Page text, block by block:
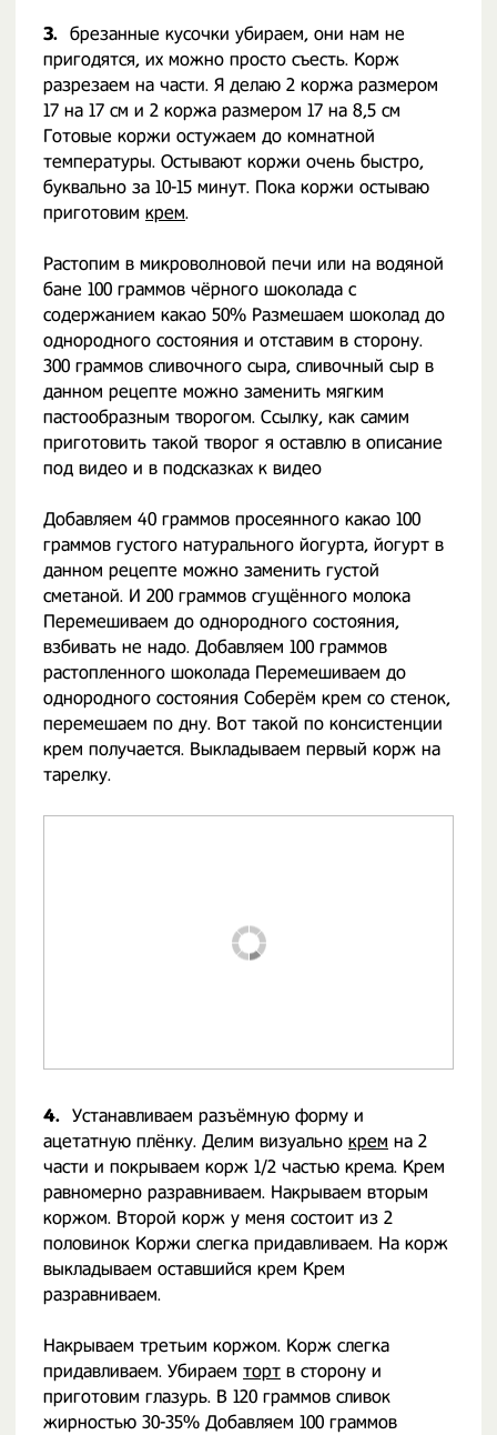
3. брезанные кусочки убираем, они нам не
пригодятся, их можно просто съесть. Корж
разрезаем на части. Я делаю 2 коржа размером
17 на 17 см и 2 коржа размером 17 на 8,5 см
Готовые коржи остужаем до комнатной
температуры. Остывают коржи очень быстро,
буквально за 10-15 минут. Пока коржи остываю
приготовим крем.
Растопим в микроволновой печи или на водяной
бане 100 граммов чёрного шоколада с
содержанием какао 50% Размешаем шоколад до
однородного состояния и отставим в сторону.
300 граммов сливочного сыра, сливочный сыр в
данном рецепте можно заменить мягким
пастообразным творогом. Ссылку, как самим
приготовить такой творог я оставлю в описание
под видео и в подсказках к видео
Добавляем 40 граммов просеянного какао 100
граммов густого натурального йогурта, йогурт в
данном рецепте можно заменить густой
сметаной. И 200 граммов сгущённого молока
Перемешиваем до однородного состояния,
взбивать не надо. Добавляем 100 граммов
растопленного шоколада Перемешиваем до
однородного состояния Соберём крем со стенок,
перемешаем по дну. Вот такой по консистенции
крем получается. Выкладываем первый корж на
тарелку.
4. Устанавливаем разъёмную форму и
ацетатную плёнку. Делим визуально крем на 2
части и покрываем корж 1/2 частью крема. Крем
равномерно разравниваем. Накрываем вторым
коржом. Второй корж у меня состоит из 2
половинок Коржи слегка придавливаем. На корж
выкладываем оставшийся крем Крем
разравниваем.
Накрываем третьим коржом. Корж слегка
придавливаем. Убираем торт в сторону и
приготовим глазурь. В 120 граммов сливок
жирностью 30-35% Добавляем 100 граммов